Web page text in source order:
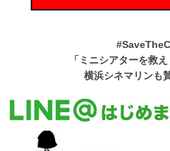
「ミニシアターを救
横浜シネマリンも